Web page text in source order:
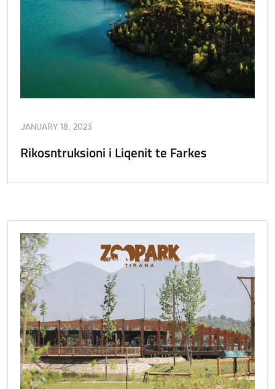
JANUARY 18, 2023
Rikosntruksioni i Liqenit te Farkes